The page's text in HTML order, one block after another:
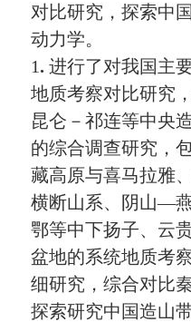
对比研究，探索中
动力学。
1.进行了对我国主
地质考察对比研究
昆仑－祁连等中央
的综合调查研究，
藏高原与喜马拉雅
横断山系、阴山—
鄂等中下扬子、云
盆地的系统地质考
细研究，综合对比
探索研究中国造山